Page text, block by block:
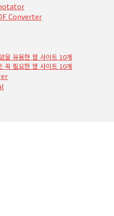
Converter
을 유용한 웹 사이트 10개
꼭 필요한 웹 사이트 10개